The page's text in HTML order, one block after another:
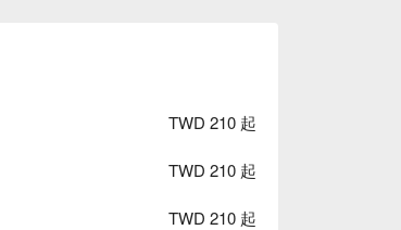
TWD 210 起
TWD 210 起
TWD 210 起